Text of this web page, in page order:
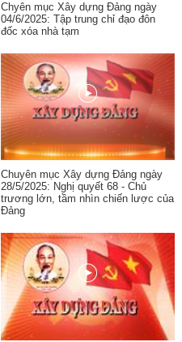
Chyên mục Xây dựng Đảng ngày
04/6/2025: Tập trung chỉ đạo đôn
đốc xóa nhà tạm
Chuyên mục Xây dựng Đảng ngày
28/5/2025: Nghị quyết 68 - Chủ
trương lớn, tầm nhìn chiến lược của
Đảng